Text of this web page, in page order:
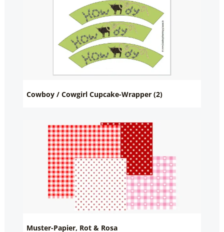
Cowboy / Cowgirl Cupcake-Wrapper (2)
Muster-Papier, Rot & Rosa